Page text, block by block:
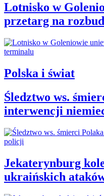
Lotnisko w
przetarg na
Polska i świat
Śledztwo ws.
interwencji
Jekaterynburg
ukraińskich